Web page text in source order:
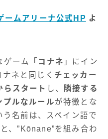
ームアリーナ公式HP よ
ーム「 コナネ 」にイン
ネと同じく チェッカー
らスタート し、
隣接する
プルなルールが特徴とな
名前は、スペイン語で
、”Kōnane”を組み合わ